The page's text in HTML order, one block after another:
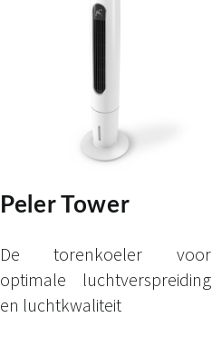
Peler Tower
De torenkoeler voor
optimale luchtverspreiding
en luchtkwaliteit